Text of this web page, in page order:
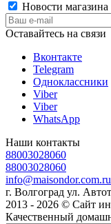
Новости магазина
Оставайтесь на связи
Вконтакте
Telegram
Одноклассники
Viber
Viber
WhatsApp
Наши контакты
88003028060
88003028060
info@maisondor.com.ru
г. Волгоград ул.
2013 - 2026 © Сайт
Качественный